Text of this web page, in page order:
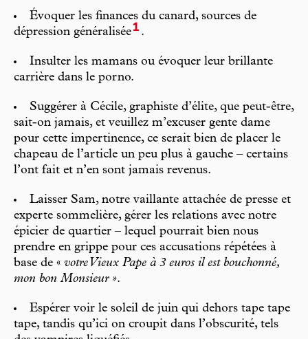
Évoquer les finances du canard, sources de
dépression généralisée1 .
Insulter les mamans ou évoquer leur brillante
carrière dans le porno.
Suggérer à Cécile, graphiste d’élite, que peut-être,
sait-on jamais, et veuillez m’excuser gente dame
pour cette impertinence, ce serait bien de placer le
chapeau de l’article un peu plus à gauche – certains
l’ont fait et n’en sont jamais revenus.
Laisser Sam, notre vaillante attachée de presse et
experte sommelière, gérer les relations avec notre
épicier de quartier – lequel pourrait bien nous
prendre en grippe pour ces accusations répétées à
base de « votre Vieux Pape à 3 euros il est bouchonné,
mon bon Monsieur ».
Espérer voir le soleil de juin qui dehors tape tape
tape, tandis qu’ici on croupit dans l’obscurité, tels